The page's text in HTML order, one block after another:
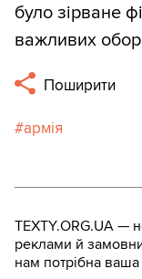
було зірване
важливих
Поширити
армія
TEXTY.ORG.UA —
реклами й
нам потрібна ваша